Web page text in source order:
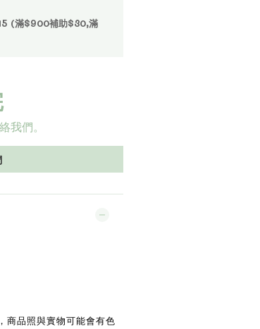
(滿$900補助$30,滿
我們。
商品照與實物可能會有色